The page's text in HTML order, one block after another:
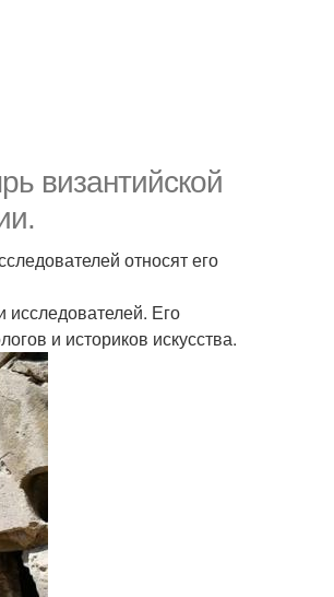
византийской
относят его
исследователей. Его
и историков искусства.